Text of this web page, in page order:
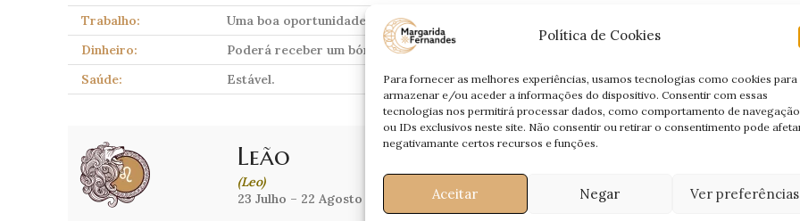
Política de Cookies
Para fornecer as melhores experiências, usamos tecnologias como cookies para
armazenar e/ou aceder a informações do dispositivo. Consentir com essas
tecnologias nos permitirá processar dados, como comportamento de navegação
ou IDs exclusivos neste site. Não consentir ou retirar o consentimento pode
negativamante certos recursos e funções.
Aceitar Negar Ver preferências
Trabalho:
Uma boa oportunidade espera por si.
Dinheiro:
Poderá receber um bónus.
Saúde:
Estável.
Leão
(Leo)
23 Julho – 22 Agosto